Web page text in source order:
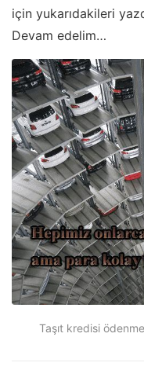
için yukarıdakileri
Devam edelim…
Taşıt kredisi